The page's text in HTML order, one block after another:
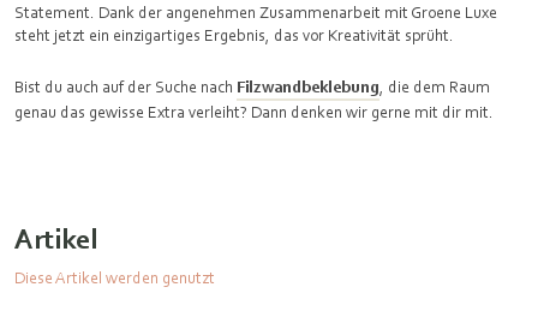
Statement. Dank der angenehmen Zusammenarbeit mit Groene Luxe
steht jetzt ein einzigartiges Ergebnis, das vor Kreativität sprüht.
Bist du auch auf der Suche nach Filzwandbeklebung , die dem Raum
genau das gewisse Extra verleiht? Dann denken wir gerne mit dir mit.
Artikel
Diese Artikel werden genutzt